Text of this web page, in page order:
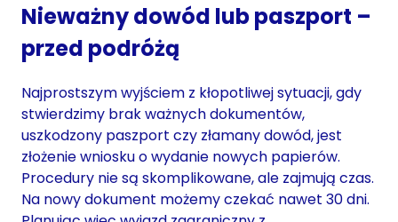
Nieważny dowód lub paszport –
przed podróżą
Najprostszym wyjściem z kłopotliwej sytuacji, gdy
stwierdzimy brak ważnych dokumentów,
uszkodzony paszport czy złamany dowód, jest
złożenie wniosku o wydanie nowych papierów.
Procedury nie są skomplikowane, ale zajmują czas.
Na nowy dokument możemy czekać nawet 30 dni.